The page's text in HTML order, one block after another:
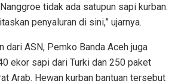
tidak ada satupun sapi kurban.
penyaluran di sini,” ujarnya.
dari ASN, Pemko Banda Aceh juga
ekor sapi dari Turki dan 250 paket
Arab. Hewan kurban bantuan tersebut